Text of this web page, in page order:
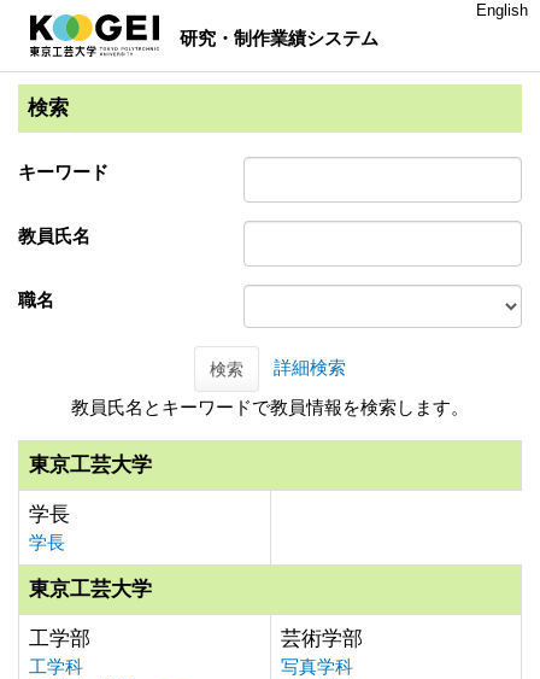
研究・制作業績システム
English
検索
キーワード
教員氏名
職名
検索
詳細検索
教員氏名とキーワードで教員情報を検索します。
東京工芸大学
学長
学長
東京工芸大学
工学部
工学科
芸術学部
写真学科